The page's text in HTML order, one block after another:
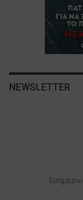
NEWSLETTER